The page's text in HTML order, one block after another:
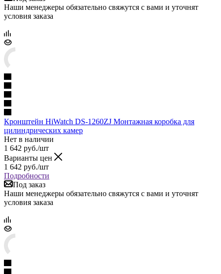
Наши менеджеры обязательно свяжутся с вами и уточнят
условия заказа
Кронштейн HiWatch DS-1260ZJ Монтажная коробка для
цилиндрических камер
Нет в наличии
1 642 руб./шт
Варианты цен
1 642 руб./шт
Подробности
Под заказ
Наши менеджеры обязательно свяжутся с вами и уточнят
условия заказа